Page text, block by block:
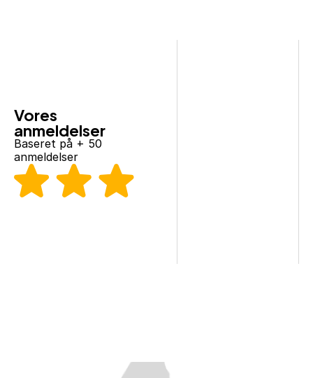
Vores
anmeldelser
Baseret på + 50
anmeldelser